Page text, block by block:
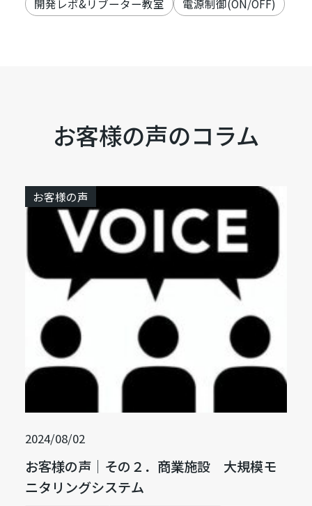
開発レポ&リブーター教室 電源制御(ON/OFF)
お客様の声のコラム
お客様の声
2024/08/02
お客様の声｜その２．商業施設 大規模モ
ニタリングシステム